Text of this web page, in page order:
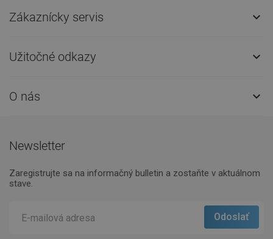
Zákaznícky servis 
Užitočné odkazy 
O nás 
Newsletter
Zaregistrujte sa na informačný bulletin a zostaňte v aktuálnom
stave.